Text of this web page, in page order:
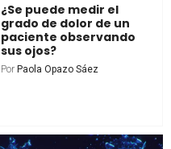
¿Se puede medir el
grado de dolor de un
paciente observando
sus ojos?
Por Paola Opazo Sáez